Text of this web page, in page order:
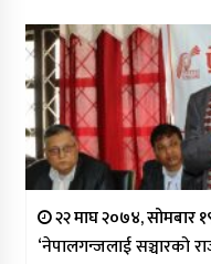
२२ माघ २०७४, सोमबार
‘नेपालगन्जलाई सञ्चारको